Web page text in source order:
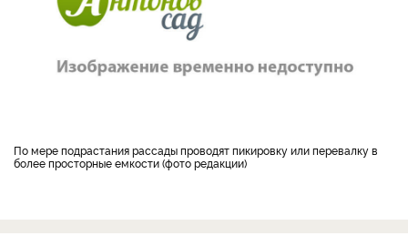
По мере подрастания рассады проводят пикировку или перевалку в
более просторные емкости (фото редакции)